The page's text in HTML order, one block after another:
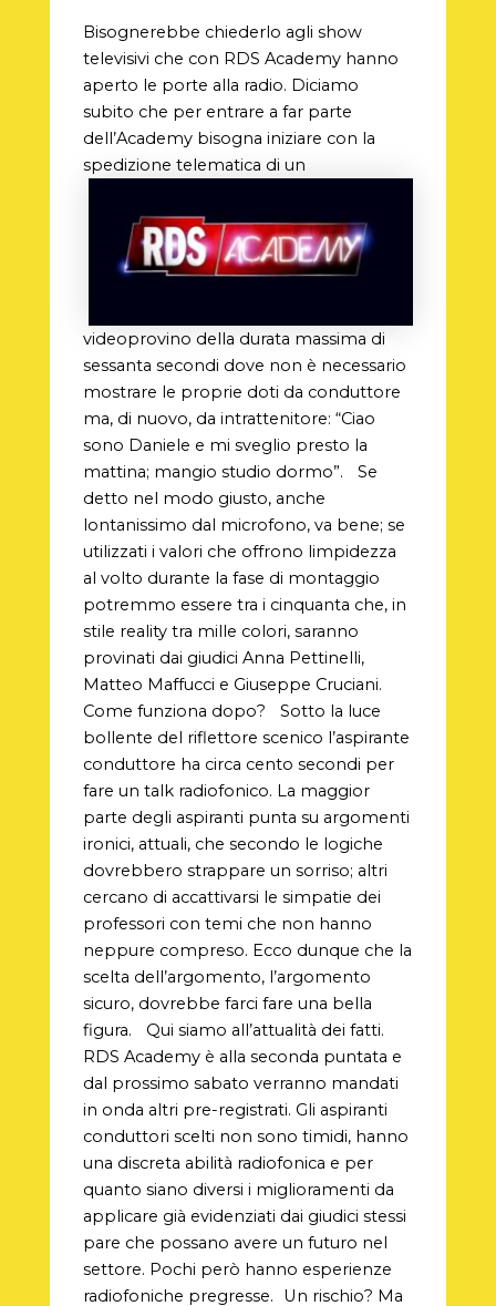
Bisognerebbe chiederlo agli show
televisivi che con RDS Academy hanno
aperto le porte alla radio. Diciamo
subito che per entrare a far parte
dell’Academy bisogna iniziare con la
spedizione telematica di un
videoprovino della durata massima di
sessanta secondi dove non è necessario
mostrare le proprie doti da conduttore
ma, di nuovo, da intrattenitore: “Ciao
sono Daniele e mi sveglio presto la
mattina; mangio studio dormo”. Se
detto nel modo giusto, anche
lontanissimo dal microfono, va bene; se
utilizzati i valori che offrono limpidezza
al volto durante la fase di montaggio
potremmo essere tra i cinquanta che, in
stile reality tra mille colori, saranno
provinati dai giudici Anna Pettinelli,
Matteo Maffucci e Giuseppe Cruciani.
Come funziona dopo? Sotto la luce
bollente del riflettore scenico l’aspirante
conduttore ha circa cento secondi per
fare un talk radiofonico. La maggior
parte degli aspiranti punta su argomenti
ironici, attuali, che secondo le logiche
dovrebbero strappare un sorriso; altri
cercano di accattivarsi le simpatie dei
professori con temi che non hanno
neppure compreso. Ecco dunque che la
scelta dell’argomento, l’argomento
sicuro, dovrebbe farci fare una bella
figura. Qui siamo all’attualità dei fatti.
RDS Academy è alla seconda puntata e
dal prossimo sabato verranno mandati
in onda altri pre-registrati. Gli aspiranti
conduttori scelti non sono timidi, hanno
una discreta abilità radiofonica e per
quanto siano diversi i miglioramenti da
applicare già evidenziati dai giudici stessi
pare che possano avere un futuro nel
settore. Pochi però hanno esperienze
radiofoniche pregresse. Un rischio? Ma